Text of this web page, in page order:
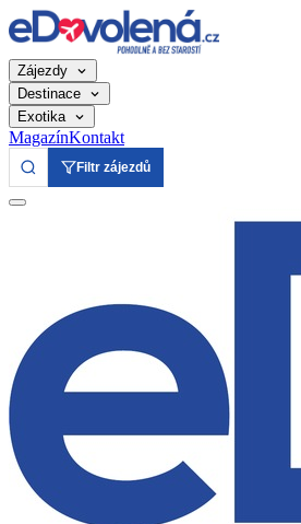
Zájezdy
Destinace
Exotika
MagazínKontakt
Filtr zájezdů